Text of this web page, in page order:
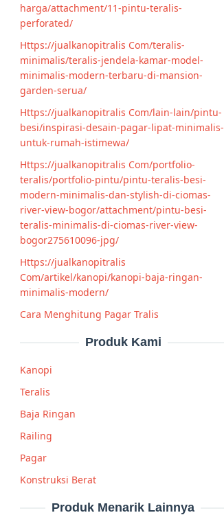
harga/attachment/11-pintu-teralis-
perforated/
Https://jualkanopitralis Com/teralis-
minimalis/teralis-jendela-kamar-model-
minimalis-modern-terbaru-di-mansion-
garden-serua/
Https://jualkanopitralis Com/lain-lain/pintu-
besi/inspirasi-desain-pagar-lipat-minimalis-
untuk-rumah-istimewa/
Https://jualkanopitralis Com/portfolio-
teralis/portfolio-pintu/pintu-teralis-besi-
modern-minimalis-dan-stylish-di-ciomas-
river-view-bogor/attachment/pintu-besi-
teralis-minimalis-di-ciomas-river-view-
bogor275610096-jpg/
Https://jualkanopitralis
Com/artikel/kanopi/kanopi-baja-ringan-
minimalis-modern/
Cara Menghitung Pagar Tralis
Produk Kami
Kanopi
Teralis
Baja Ringan
Railing
Pagar
Konstruksi Berat
Produk Menarik Lainnya